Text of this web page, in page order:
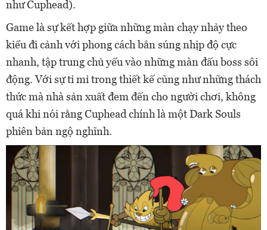
như Cuphead).
Game là sự kết hợp giữa những màn chạy nhảy theo
kiểu đi cảnh với phong cách bắn súng nhịp độ cực
nhanh, tập trung chủ yếu vào những màn đấu boss sôi
động. Với sự tỉ mỉ trong thiết kế cũng như những thách
thức mà nhà sản xuất đem đến cho người chơi, không
quá khi nói rằng Cuphead chính là một Dark Souls
phiên bản ngộ nghĩnh.